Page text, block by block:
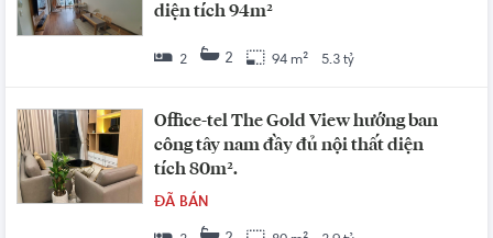
diện tích 94m²
2 2 94 m² 5.3 tỷ
Office-tel The Gold View hướng ban
công tây nam đầy đủ nội thất diện
tích 80m².
ĐÃ BÁN